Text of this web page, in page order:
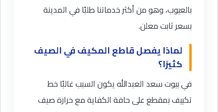
بالعيوب، وهو من أكثر خدماتنا طلبًا في المدينة
بسعر ثابت معلن.
لماذا يفصل قاطع المكيف في الصيف
كثيرًا؟
في بيوت سعد العبدالله يكون السبب غالبًا خط
تكييف بمقطع على حافة الكفاية مع حرارة صيف